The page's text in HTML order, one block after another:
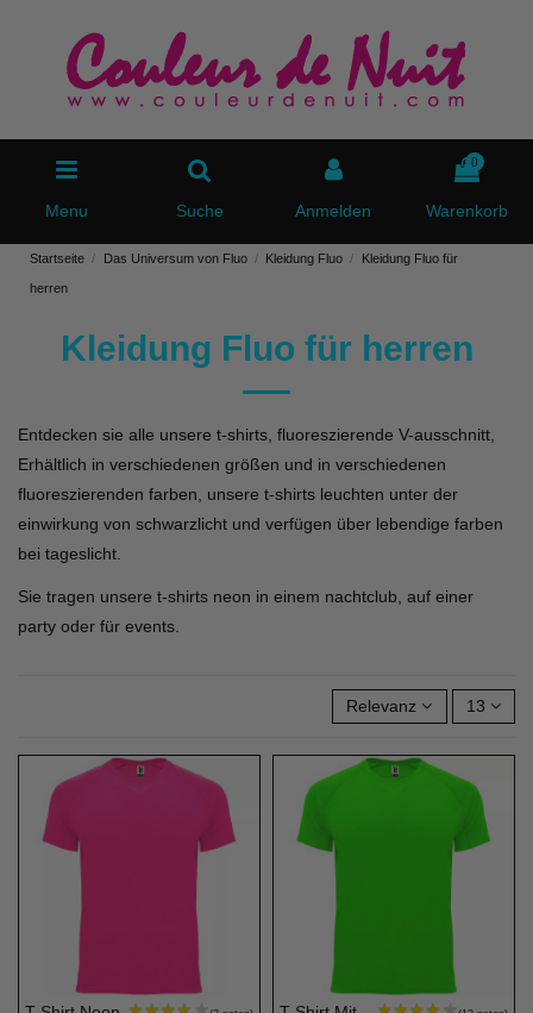
Menu Suche Anmelden
0
Warenkorb
Startseite Das Universum von Fluo Kleidung Fluo Kleidung Fluo für
herren
Kleidung Fluo für herren
Entdecken sie alle unsere t-shirts, fluoreszierende V-ausschnitt,
Erhältlich in verschiedenen größen und in verschiedenen
fluoreszierenden farben, unsere t-shirts leuchten unter der
einwirkung von schwarzlicht und verfügen über lebendige farben
bei tageslicht.
Sie tragen unsere t-shirts neon in einem nachtclub, auf einer
party oder für events.
Relevanz 13